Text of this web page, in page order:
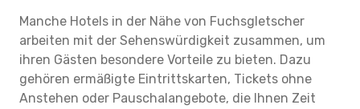
Manche Hotels in der Nähe von Fuchsgletscher
arbeiten mit der Sehenswürdigkeit zusammen, um
ihren Gästen besondere Vorteile zu bieten. Dazu
gehören ermäßigte Eintrittskarten, Tickets ohne
Anstehen oder Pauschalangebote, die Ihnen Zeit